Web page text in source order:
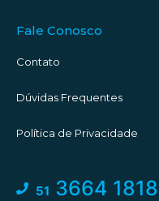
Fale Conosco
Contato
Dúvidas Frequentes
Política de Privacidade
51 3664 1818